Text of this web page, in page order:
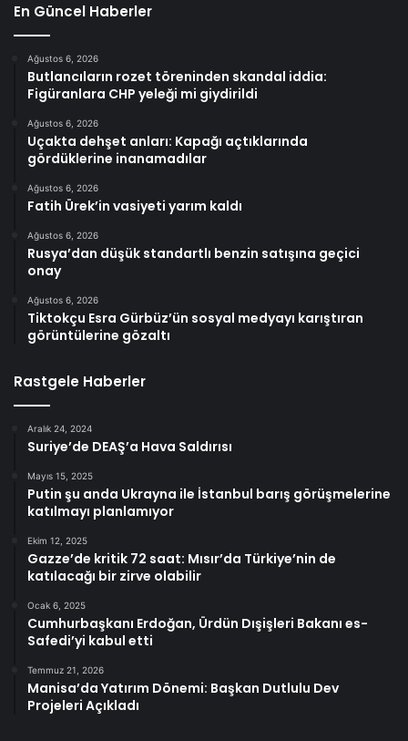
En Güncel Haberler
Ağustos 6, 2026
Butlancıların rozet töreninden skandal iddia:
Figüranlara CHP yeleği mi giydirildi
Ağustos 6, 2026
Uçakta dehşet anları: Kapağı açtıklarında
gördüklerine inanamadılar
Ağustos 6, 2026
Fatih Ürek’in vasiyeti yarım kaldı
Ağustos 6, 2026
Rusya’dan düşük standartlı benzin satışına geçici
onay
Ağustos 6, 2026
Tiktokçu Esra Gürbüz’ün sosyal medyayı karıştıran
görüntülerine gözaltı
Rastgele Haberler
Aralık 24, 2024
Suriye’de DEAŞ’a Hava Saldırısı
Mayıs 15, 2025
Putin şu anda Ukrayna ile İstanbul barış görüşmelerine
katılmayı planlamıyor
Ekim 12, 2025
Gazze’de kritik 72 saat: Mısır’da Türkiye’nin de
katılacağı bir zirve olabilir
Ocak 6, 2025
Cumhurbaşkanı Erdoğan, Ürdün Dışişleri Bakanı es-
Safedi’yi kabul etti
Temmuz 21, 2026
Manisa’da Yatırım Dönemi: Başkan Dutlulu Dev
Projeleri Açıkladı